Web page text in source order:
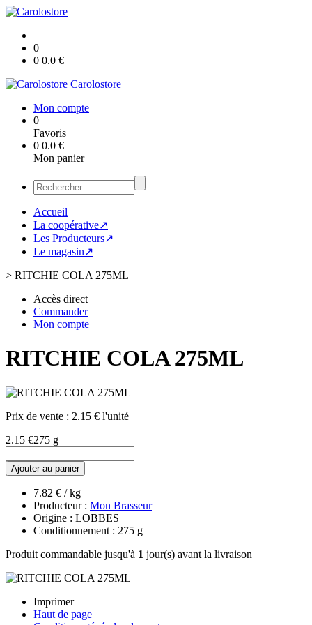
0
0 0.0 €
Carolostore
Mon compte
0
Favoris
0 0.0 €
Mon panier
Accueil
La coopérative↗
Les Producteurs↗
Le magasin↗
> RITCHIE COLA 275ML
Accès direct
Commander
Mon compte
RITCHIE COLA 275ML
Prix de vente : 2.15 € l'unité
2.15 €275 g
Ajouter au panier
7.82 € / kg
Producteur : Mon Brasseur
Origine : LOBBES
Conditionnement : 275 g
Produit commandable jusqu'à 1 jour(s) avant la livraison
Imprimer
Haut de page